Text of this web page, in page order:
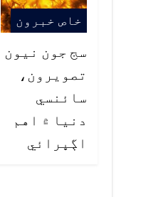
خاص خبرون
سج جون نيون
تصويرون،
سائنسي
دنيا ۾ اهم
اڳڀرائي